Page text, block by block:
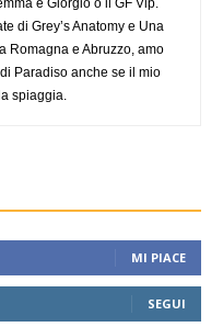
e Giorgio o il GF Vip.
di Grey’s Anatomy e Una
Romagna e Abruzzo, amo
Paradiso anche se il mio
spiaggia.
MI PIACE
SEGUI